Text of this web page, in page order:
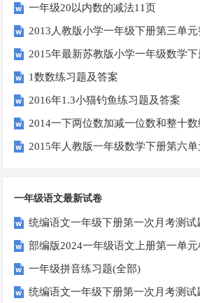
一年级20以内数的减法11页
2013人教版小学一年级下册第三单
2015年最新苏教版小学一年级数学下
1数数练习题及答案
2016年1.3小猫钓鱼练习题及答案
2014一下两位数加减一位数和整十数
2015年人教版一年级数学下册第六单
一年级语文最新试卷
统编语文一年级下册第一次月考测试
部编版2024一年级语文上册第一单元
一年级拼音练习题(全部)
统编语文一年级下册第一次月考测试